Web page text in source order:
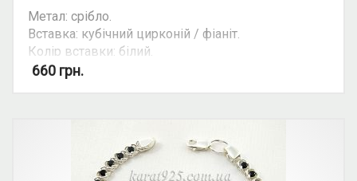
Метал: срібло.
Вставка: кубічний цирконій / фіаніт.
Колір вставки: білий.
Ціна ланцюгів та браслетів може залежити від
їхньої ваги. Уточнюйте ціну на ту чи іншу вагу та
розмір у косультанта.
660 грн.